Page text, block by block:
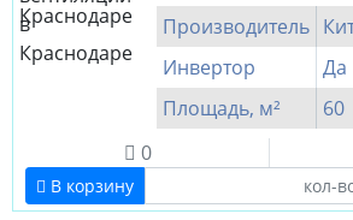
Производитель
Инвертор
Да
Площадь, м²
60
0
В корзину